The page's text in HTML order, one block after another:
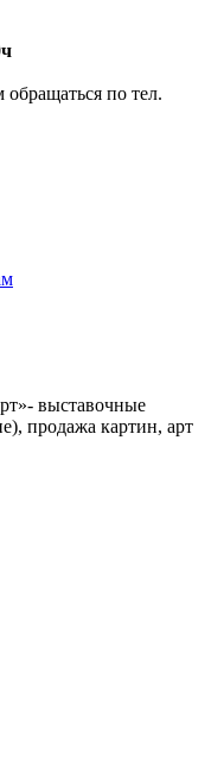
по тел.
выставочные
продажа картин, арт